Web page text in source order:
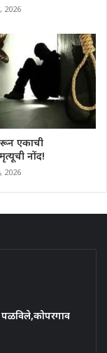
2026
एकाची
नोंद!
2026
पळविले,कोपरगाव